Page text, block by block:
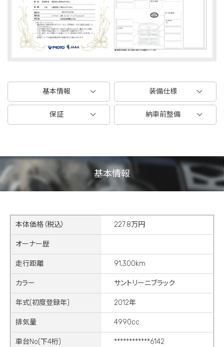
基本情報 装備仕様
保証 納車前整備
基本情報
本体価格（税込） 227.8万円
オーナー歴
走行距離 91,300km
カラー サントリーニブラック
年式(初度登録年) 2012年
排気量 4990cc
車台No(下4桁) ************6142